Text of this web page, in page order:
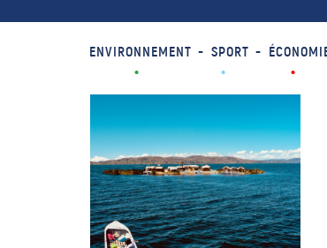
ENVIRONNEMENT SPORT